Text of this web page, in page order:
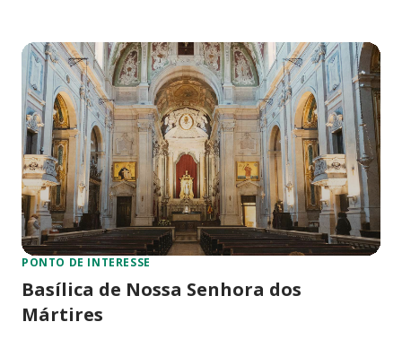
PONTO DE INTERESSE
Basílica de Nossa Senhora dos
Mártires